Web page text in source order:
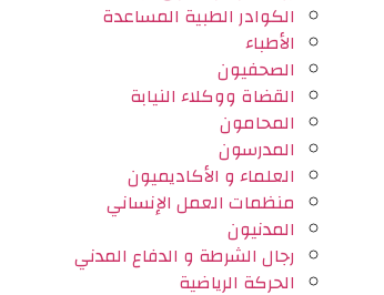
الكوادر الطبية المساعدة
الأطباء
الصحفيون
القضاة ووكلاء النيابة
المحامون
المدرسون
العلماء و الأكاديميون
منظمات العمل الإنساني
المدنيون
رجال الشرطة و الدفاع المدني
الحركة الرياضية